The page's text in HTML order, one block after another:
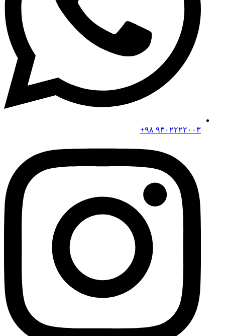
۹۳۰۲۲۲۲۰۰۳ ۹۸+